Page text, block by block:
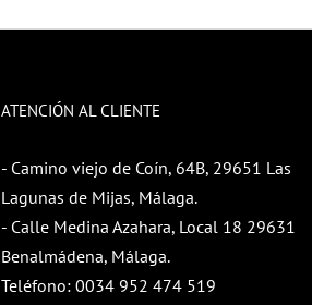
ATENCIÓN AL CLIENTE
- Camino viejo de Coín, 64B, 29651 Las
Lagunas de Mijas, Málaga.
- Calle Medina Azahara, Local 18 29631
Benalmádena, Málaga.
Teléfono: 0034 952 474 519